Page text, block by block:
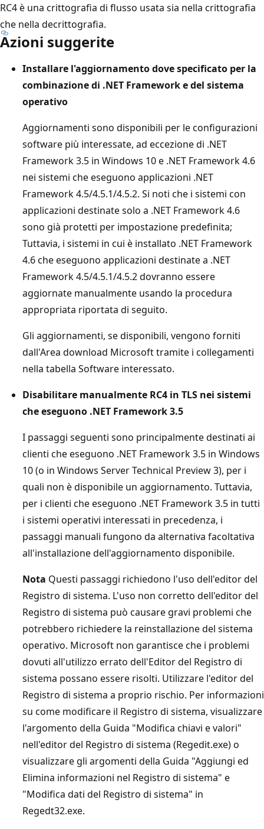
RC4 è una crittografia di flusso usata sia nella crittografia
che nella decrittografia.
Azioni suggerite
Installare l'aggiornamento dove specificato per la
combinazione di .NET Framework e del sistema
operativo
Aggiornamenti sono disponibili per le configurazioni
software più interessate, ad eccezione di .NET
Framework 3.5 in Windows 10 e .NET Framework 4.6
nei sistemi che eseguono applicazioni .NET
Framework 4.5/4.5.1/4.5.2. Si noti che i sistemi con
applicazioni destinate solo a .NET Framework 4.6
sono già protetti per impostazione predefinita;
Tuttavia, i sistemi in cui è installato .NET Framework
4.6 che eseguono applicazioni destinate a .NET
Framework 4.5/4.5.1/4.5.2 dovranno essere
aggiornate manualmente usando la procedura
appropriata riportata di seguito.
Gli aggiornamenti, se disponibili, vengono forniti
dall'Area download Microsoft tramite i collegamenti
nella tabella Software interessato.
Disabilitare manualmente RC4 in TLS nei sistemi
che eseguono .NET Framework 3.5
I passaggi seguenti sono principalmente destinati ai
clienti che eseguono .NET Framework 3.5 in Windows
10 (o in Windows Server Technical Preview 3), per i
quali non è disponibile un aggiornamento. Tuttavia,
per i clienti che eseguono .NET Framework 3.5 in tutti
i sistemi operativi interessati in precedenza, i
passaggi manuali fungono da alternativa facoltativa
all'installazione dell'aggiornamento disponibile.
Nota Questi passaggi richiedono l'uso dell'editor del
Registro di sistema. L'uso non corretto dell'editor del
Registro di sistema può causare gravi problemi che
potrebbero richiedere la reinstallazione del sistema
operativo. Microsoft non garantisce che i problemi
dovuti all'utilizzo errato dell'Editor del Registro di
sistema possano essere risolti. Utilizzare l'editor del
Registro di sistema a proprio rischio. Per informazioni
su come modificare il Registro di sistema, visualizzare
l'argomento della Guida "Modifica chiavi e valori"
nell'editor del Registro di sistema (Regedit.exe) o
visualizzare gli argomenti della Guida "Aggiungi ed
Elimina informazioni nel Registro di sistema" e
"Modifica dati del Registro di sistema" in
Regedt32.exe.